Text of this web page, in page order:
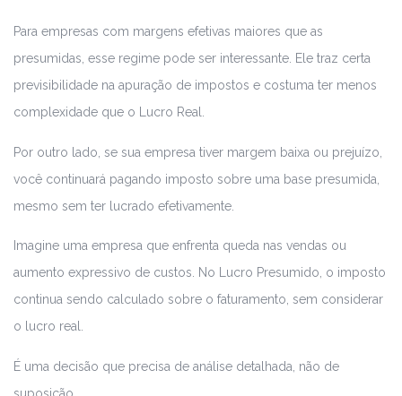
Para empresas com margens efetivas maiores que as
presumidas, esse regime pode ser interessante. Ele traz certa
previsibilidade na apuração de impostos e costuma ter menos
complexidade que o Lucro Real.
Por outro lado, se sua empresa tiver margem baixa ou prejuízo,
você continuará pagando imposto sobre uma base presumida,
mesmo sem ter lucrado efetivamente.
Imagine uma empresa que enfrenta queda nas vendas ou
aumento expressivo de custos. No Lucro Presumido, o imposto
continua sendo calculado sobre o faturamento, sem considerar
o lucro real.
É uma decisão que precisa de análise detalhada, não de
suposição.